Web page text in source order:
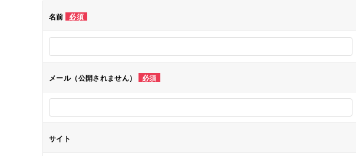
ゲ
ー
シ
ョ
名前 必須
メール（公開されません） 必須
サイト